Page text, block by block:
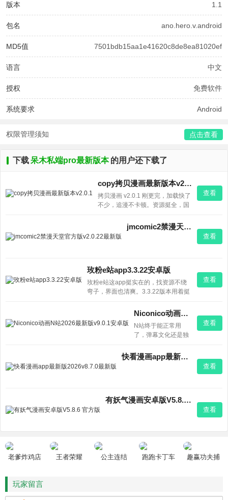
版本 1.1
包名 ano.hero.v.android
MD5值 7501bdb15aa1e41620c8de8ea81020ef
语言 中文
授权 免费软件
系统要求 Android
权限管理须知 点击查看
下载呆木私端pro最新版本 的用户还下载了
copy拷贝漫画最新版本v2.0.1
拷贝漫画 v2.0.1 刚更完，加载快了
不少，追漫不卡顿。资源挺全，国
窗，挺省心的。
查看
jmcomic2禁漫天堂官方版v2.0.22最新版
查看
玫粉e站app3.3.22安卓版
玫粉e站这app挺实在的，找资源不绕
弯子，界面也清爽。3.3.22版本用着挺
机留着了，你试试呗。
查看
Niconico动画N站2026最新版v9.0.1安卓版
N站终于能正常用
了，弹幕文化还是独
成，加载也比以前
稳。二次元遗老懂的
查看
快看漫画app最新版2026v8.7.0最新版
查看
有妖气漫画安卓版V5.8.6 官方版
查看
老爹炸鸡店
王者荣耀 公主连结 跑跑卡丁车
趣赢功夫捕
玩家留言